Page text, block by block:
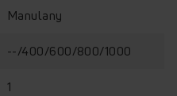
Manulany
--/400/600/800/1000
1